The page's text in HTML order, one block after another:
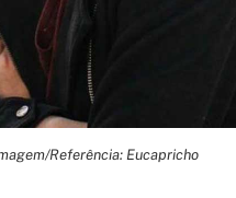
Referência: Eucapricho